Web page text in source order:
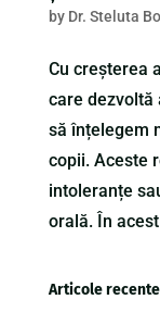
by Dr. Steluta
Cu creșterea
care dezvoltă
să înțelegem
copii. Aceste
intoleranțe
orală. În
Articole recente